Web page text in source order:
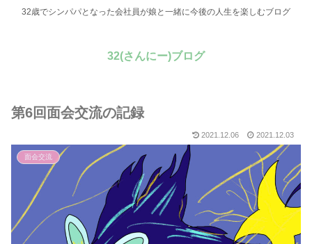
32歳でシンパパとなった会社員が娘と一緒に今後の人生を楽しむブログ
32(さんにー)ブログ
第6回面会交流の記録
2021.12.06 2021.12.03
面会交流